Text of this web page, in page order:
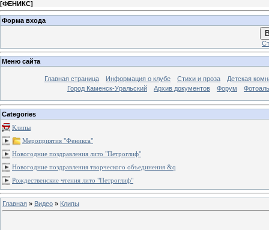
[ФЕНИКС]
Форма входа
Меню сайта
Главная страница Информация о клубе Стихи и проза
Детская
Город Каменск-Уральский
Архив документов Форум
Categories
Клипы
Мероприятия "Феникса"
Новогодние поздравления лито "Петроглиф"
Новогодние поздравления творческого объединения &q
Рождественские чтения лито "Петроглиф"
Главная » Видео » Клипы